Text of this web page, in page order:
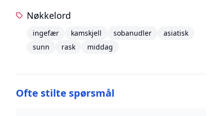
Nøkkelord
ingefær kamskjell sobanudler
asiatisk
sunn
rask middag
Ofte stilte spørsmål